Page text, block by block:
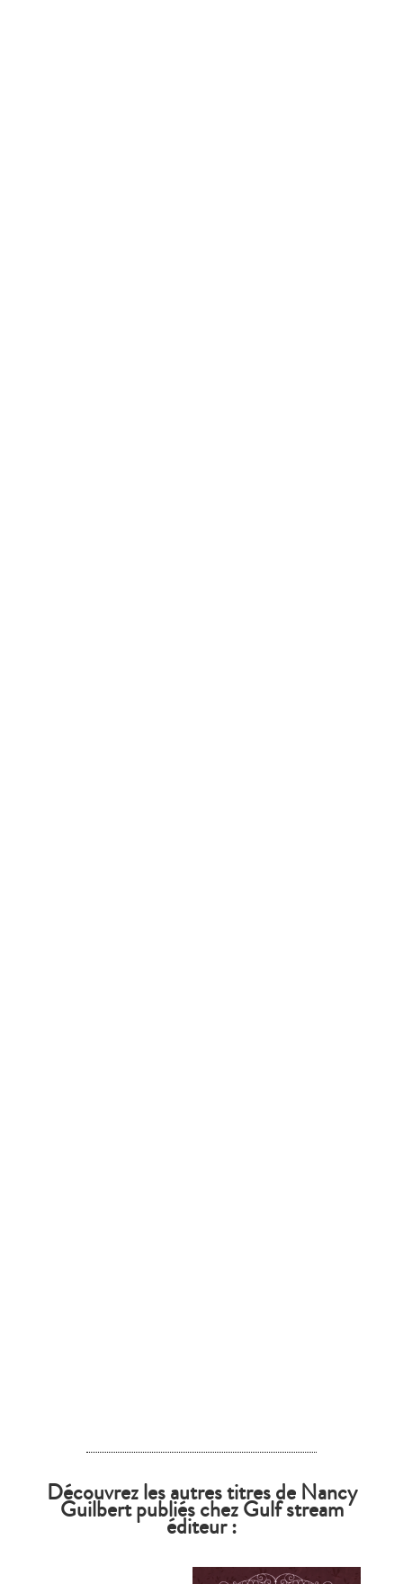
Découvrez les autres titres de Nancy
Guilbert publiés chez Gulf stream
éditeur :